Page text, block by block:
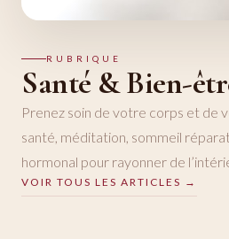
RUBRIQUE
Santé & Bien-
Prenez soin de votre corps et de
santé, méditation, sommeil
hormonal pour rayonner de
VOIR TOUS LES ARTICLES →